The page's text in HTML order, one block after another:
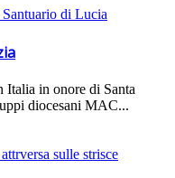
Italia in onore di Santa
diocesani MAC...